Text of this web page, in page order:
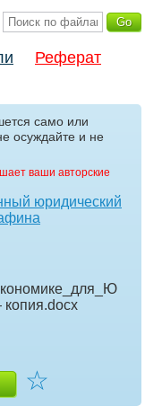
Реферат
само или
осуждайте и не
ваши авторские
юридический
.docx
☆